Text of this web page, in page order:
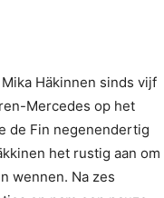
Häkinnen sinds vijf
Mercedes op het
de Fin negenendertig
het rustig aan om
wennen. Na zes